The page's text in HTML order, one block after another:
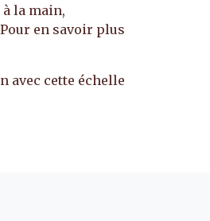
la main,
en savoir plus
avec cette échelle